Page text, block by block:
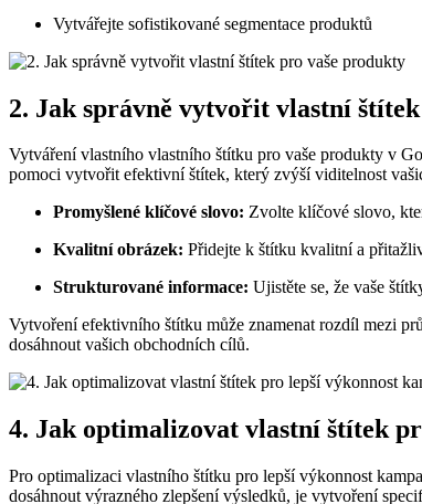
Vytvářejte sofistikované segmentace produktů
2. Jak správně vytvořit vlastní
Vytváření vlastního vlastního štítku pro vaše produkty v
pomoci vytvořit efektivní štítek, který zvýší viditelnost
Promyšlené klíčové slovo: Zvolte klíčové slovo,
Kvalitní obrázek: Přidejte k štítku kvalitní a
Strukturované informace: Ujistěte se, že vaše
Vytvoření efektivního štítku může znamenat rozdíl mezi
dosáhnout vašich obchodních cílů.
4. Jak optimalizovat vlastní štítek
Pro optimalizaci vlastního štítku pro lepší výkonnost
dosáhnout výrazného zlepšení výsledků, je vytvoření